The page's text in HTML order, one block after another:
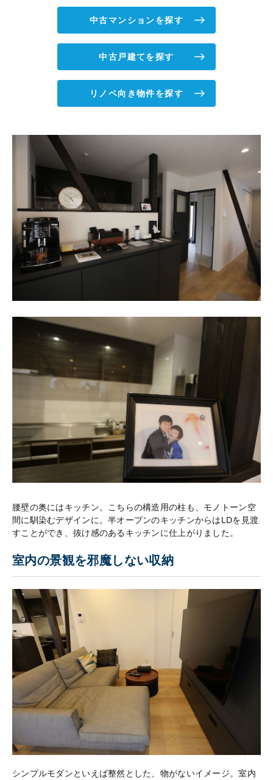
中古マンションを探す
中古戸建てを探す
リノベ向き物件を探す
腰壁の奥にはキッチン。こちらの構造用の柱も、モノトーン空
間に馴染むデザインに。半オープンのキッチンからはLDを見渡
すことができ、抜け感のあるキッチンに仕上がりました。
室内の景観を邪魔しない収納
シンプルモダンといえば整然とした、物がないイメージ。室内